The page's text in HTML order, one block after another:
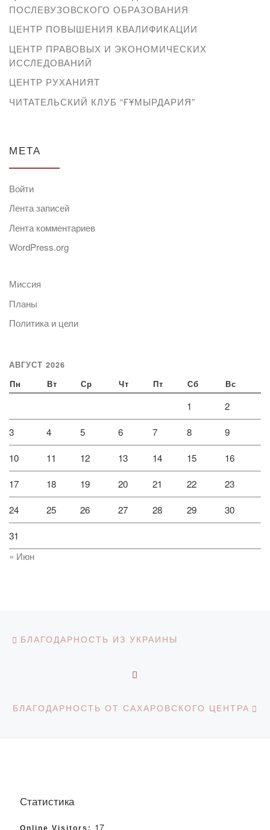
ПОСЛЕВУЗОВСКОГО ОБРАЗОВАНИЯ
ЦЕНТР ПОВЫШЕНИЯ КВАЛИФИКАЦИИ
ЦЕНТР ПРАВОВЫХ И ЭКОНОМИЧЕСКИХ
ИССЛЕДОВАНИЙ
ЦЕНТР РУХАНИЯТ
ЧИТАТЕЛЬСКИЙ КЛУБ “ҒҰМЫРДАРИЯ”
МЕТА
Войти
Лента записей
Лента комментариев
WordPress.org
Миссия
Планы
Политика и цели
АВГУСТ 2026
Пн Вт Ср Чт Пт Сб Вс
1 2
3 4 5 6 7 8 9
10 11 12 13 14 15 16
17 18 19 20 21 22 23
24 25 26 27 28 29 30
31
« Июн
Навигация по записям
БЛАГОДАРНОСТЬ ИЗ УКРАИНЫ
БЛАГОДАРНОСТЬ ОТ САХАРОВСКОГО ЦЕНТРА
Статистика
Online Visitors: 17